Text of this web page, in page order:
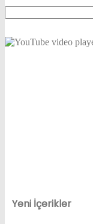
Yeni İçerikler